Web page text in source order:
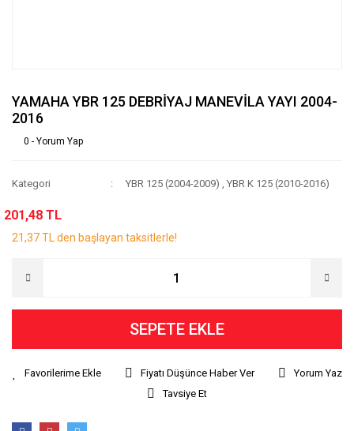
YAMAHA YBR 125 DEBRİYAJ MANEVİLA YAYI 2004-
2016
0 - Yorum Yap
Kategori YBR 125 (2004-2009) ,YBR K 125 (2010-2016)
201,48 TL
21,37 TL den başlayan taksitlerle!
SEPETE EKLE
Fiyatı Düşünce Haber Ver
Yorum Yaz
Tavsiye Et